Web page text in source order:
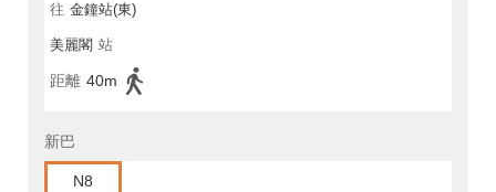
往 金鐘站(東)
美麗閣 站
距離 40m
新巴
N8